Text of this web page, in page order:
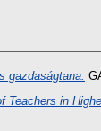
gazdaságtana.
Teachers in